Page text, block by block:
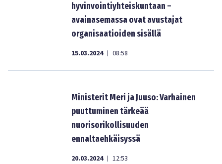
hyvinvointiyhteiskuntaan –
avainasemassa ovat avustajat
organisaatioiden sisällä
15.03.2024 | 08:58
Ministerit Meri ja Juuso: Varhainen
puuttuminen tärkeää
nuorisorikollisuuden
ennaltaehkäisyssä
20.03.2024 | 12:53